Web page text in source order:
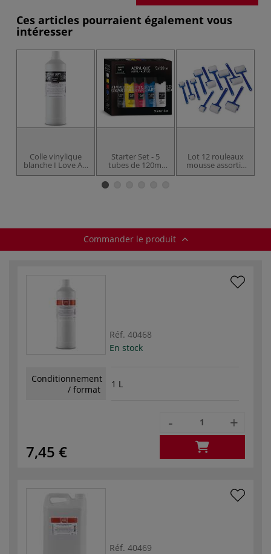
Ces articles pourraient également vous
intéresser
Colle vinylique
blanche I Love Art
- 1 litre
Starter Set - 5
tubes de 120ml
d'acrylique I Love
Lot 12 rouleaux
mousse assortis
O'Color
Commander le produit
Réf. 40468
En stock
Conditionnement
/ format
1 L
7,45 €
- +
Réf. 40469